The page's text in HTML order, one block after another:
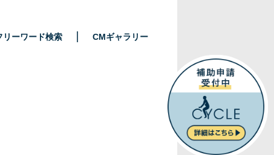
リーワード検索 CMギャラリー